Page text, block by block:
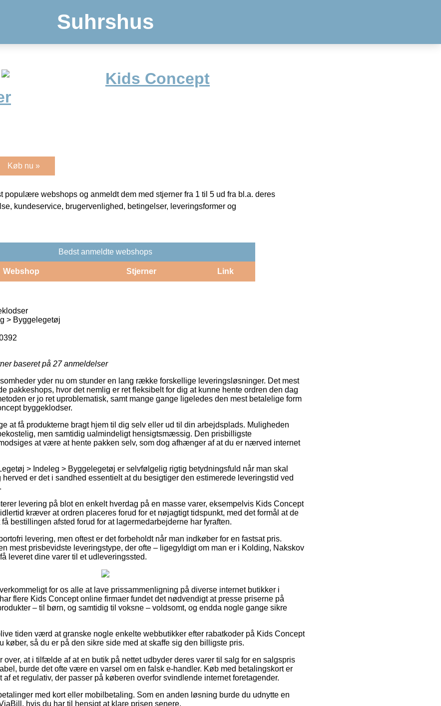
Suhrshus
Kids Concept
Køb nu »
populære webshops og anmeldt dem med stjerner fra 1 til 5 ud fra bl.a. deres
kundeservice, brugervenlighed, betingelser, leveringsformer og
Bedst anmeldte webshops
Webshop Stjerner Link
> Byggelegetøj
baseret på 27anmeldelser
yder nu om stunder en lang række forskellige leveringsløsninger. Det mest
pakkeshops, hvor det nemlig er ret fleksibelt for dig at kunne hente ordren den dag
er jo ret uproblematisk, samt mange gange ligeledes den mest betalelige form
byggeklodser.
at få produkterne bragt hjem til dig selv eller ud til din arbejdsplads. Muligheden
men samtidig ualmindeligt hensigtsmæssig. Den prisbilligste
at være at hente pakken selv, som dog afhænger af at du er nærved internet
> Indeleg > Byggelegetøj er selvfølgelig rigtig betydningsfuld når man skal
herved er det i sandhed essentielt at du besigtiger den estimerede leveringstid ved
levering på blot en enkelt hverdag på en masse varer, eksempelvis Kids Concept
kræver at ordren placeres forud for et nøjagtigt tidspunkt, med det formål at de
bestillingen afsted forud for at lagermedarbejderne har fyraften.
levering, men oftest er det forbeholdt når man indkøber for en fastsat pris.
mest prisbevidste leveringstype, der ofte – ligegyldigt om man er i Kolding, Nakskov
leveret dine varer til et udleveringssted.
for os alle at lave prissammenligning på diverse internet butikker i
flere Kids Concept online firmaer fundet det nødvendigt at presse priserne på
– til børn, og samtidig til voksne – voldsomt, og endda nogle gange sikre
tiden værd at granske nogle enkelte webbutikker efter rabatkoder på Kids Concept
køber, så du er på den sikre side med at skaffe sig den billigste pris.
over, at i tilfælde af at en butik på nettet udbyder deres varer til salg for en salgspris
burde det ofte være en varsel om en falsk e-handler. Køb med betalingskort er
af et regulativ, der passer på køberen overfor svindlende internet foretagender.
med kort eller mobilbetaling. Som en anden løsning burde du udnytte en
hvis du har til hensigt at klare prisen senere.